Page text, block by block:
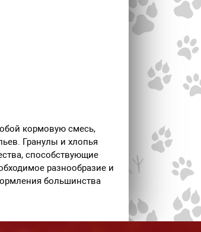
кормовую смесь,
Гранулы и хлопья
способствующие
разнообразие и
большинства